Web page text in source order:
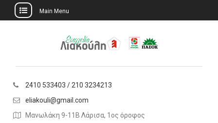
Main Menu
2410 533403 / 210 3234213
eliakouli@gmail.com
Μανωλάκη 9-11Β Λάρισα, 1ος όροφος